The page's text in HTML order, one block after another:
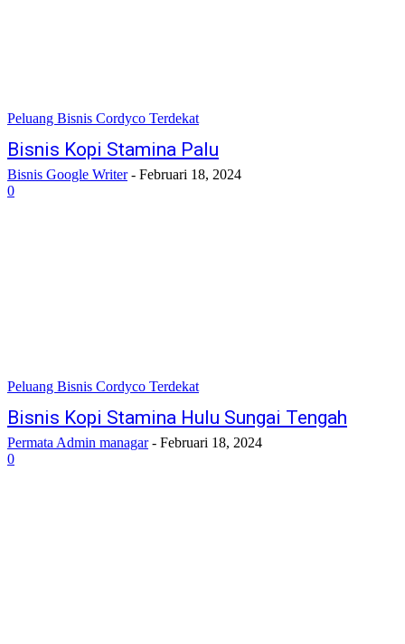
Peluang Bisnis Cordyco Terdekat
Bisnis Kopi Stamina Palu
Bisnis Google Writer - Februari 18, 2024
0
Peluang Bisnis Cordyco Terdekat
Bisnis Kopi Stamina Hulu Sungai Tengah
Permata Admin managar - Februari 18, 2024
0